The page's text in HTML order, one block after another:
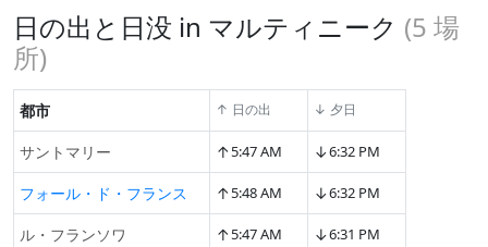
日の出と日没 in マルティニーク (5 場
所)
都市 ↑ 日の出 ↓ 夕日
サントマリー ↑5:47 AM ↓6:32 PM
フォール・ド・フランス ↑5:48 AM ↓6:32 PM
ル・フランソワ ↑5:47 AM ↓6:31 PM